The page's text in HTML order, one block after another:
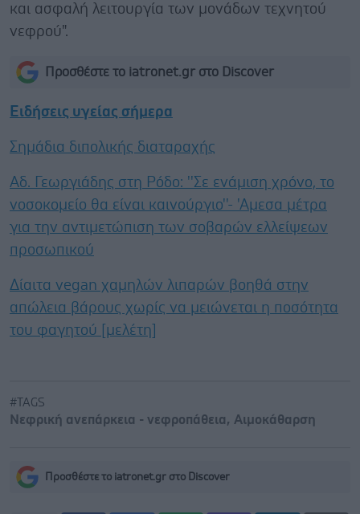
και ασφαλή λειτουργία των μονάδων τεχνητού
νεφρού".
Προσθέστε το iatronet.gr στο Discover
Ειδήσεις υγείας σήμερα
Σημάδια διπολικής διαταραχής
Αδ. Γεωργιάδης στη Ρόδο: ''Σε ενάμιση χρόνο, το
νοσοκομείο θα είναι καινούργιο''- 'Αμεσα μέτρα
για την αντιμετώπιση των σοβαρών ελλείψεων
προσωπικού
Δίαιτα vegan χαμηλών λιπαρών βοηθά στην
απώλεια βάρους χωρίς να μειώνεται η ποσότητα
του φαγητού [μελέτη]
#TAGS
Νεφρική ανεπάρκεια - νεφροπάθεια, Αιμοκάθαρση
Προσθέστε το iatronet.gr στο Discover